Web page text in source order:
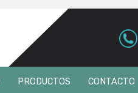
PRODUCTOS CONTACTO